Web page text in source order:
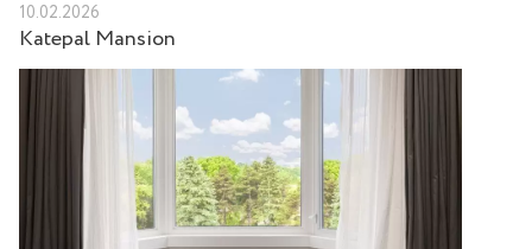
10.02.2026
Katepal Mansion